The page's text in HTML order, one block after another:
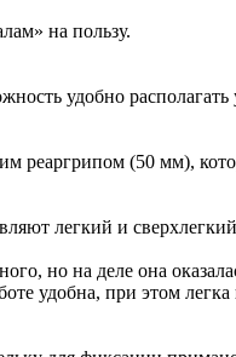
на пользу.
удобно
реаргрипом (50 мм),
легкий и
но на деле она
удобна, при этом